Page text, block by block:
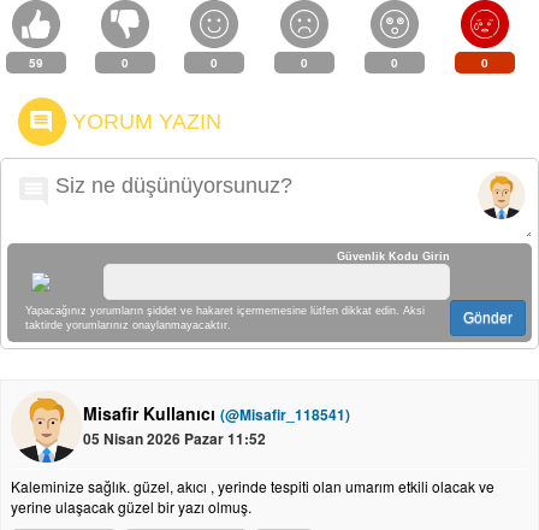
59 0 0 0 0 0
YORUM YAZIN
Güvenlik Kodu Girin
Yapacağınız yorumların şiddet ve hakaret içermemesine lütfen dikkat edin. Aksi
taktirde yorumlarınız onaylanmayacaktır.
Gönder
Misafir Kullanıcı (@Misafir_118541)
05 Nisan 2026 Pazar 11:52
Kaleminize sağlık. güzel, akıcı , yerinde tespiti olan umarım etkili olacak ve
yerine ulaşacak güzel bir yazı olmuş.